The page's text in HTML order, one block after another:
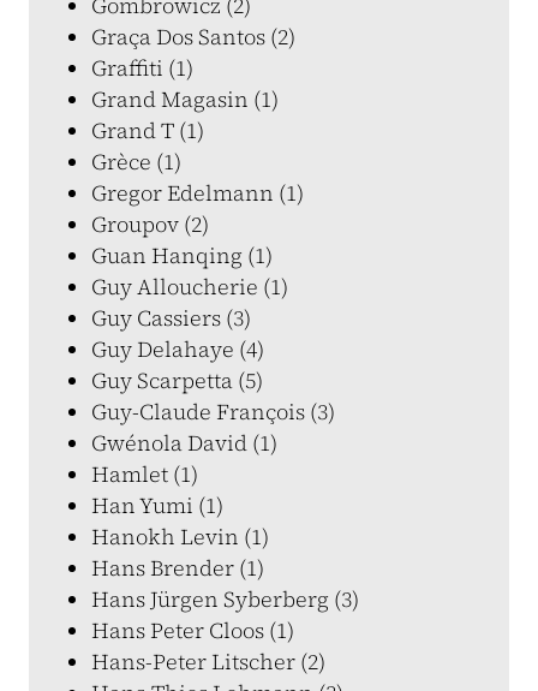
Graça Dos Santos (2)
Graffiti (1)
Grand Magasin (1)
Grand T (1)
Grèce (1)
Gregor Edelmann (1)
Groupov (2)
Guan Hanqing (1)
Guy Alloucherie (1)
Guy Cassiers (3)
Guy Delahaye (4)
Guy Scarpetta (5)
Guy-Claude François (3)
Gwénola David (1)
Hamlet (1)
Han Yumi (1)
Hanokh Levin (1)
Hans Brender (1)
Hans Jürgen Syberberg (3)
Hans Peter Cloos (1)
Hans-Peter Litscher (2)